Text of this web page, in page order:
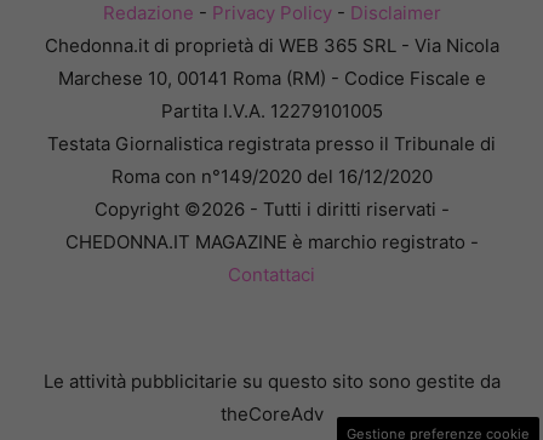
Redazione - Privacy Policy- Disclaimer
Chedonna.it di proprietà di WEB 365 SRL - Via Nicola
Marchese 10, 00141 Roma (RM) - Codice Fiscale e
Partita I.V.A. 12279101005
Testata Giornalistica registrata presso il Tribunale di
Roma con n°149/2020 del 16/12/2020
Copyright ©2026 - Tutti i diritti riservati -
CHEDONNA.IT MAGAZINE è marchio registrato -
Contattaci
Le attività pubblicitarie su questo sito sono gestite da
theCoreAdv
Gestione preferenze cookie